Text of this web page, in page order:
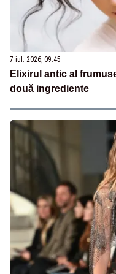
7 iul. 2026, 09:45
Elixirul antic al
două ingrediente